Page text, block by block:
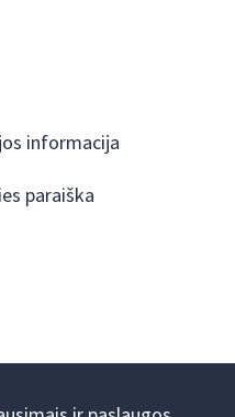
informacija
paraiška